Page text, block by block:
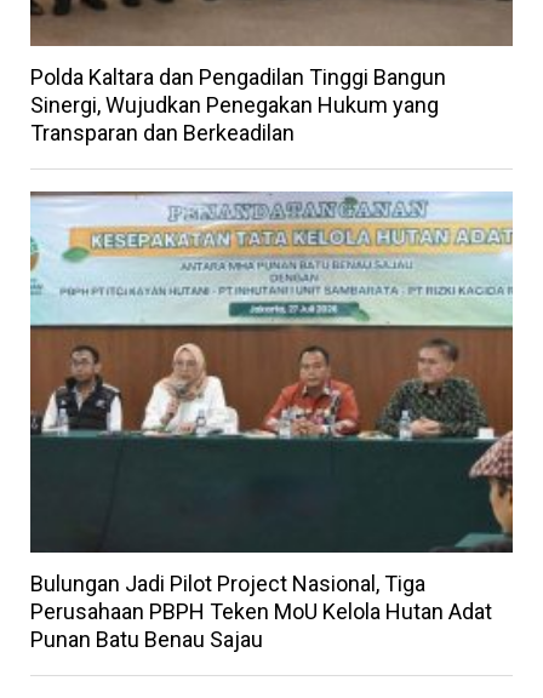
Polda Kaltara dan Pengadilan Tinggi Bangun
Sinergi, Wujudkan Penegakan Hukum yang
Transparan dan Berkeadilan
Bulungan Jadi Pilot Project Nasional, Tiga
Perusahaan PBPH Teken MoU Kelola Hutan Adat
Punan Batu Benau Sajau